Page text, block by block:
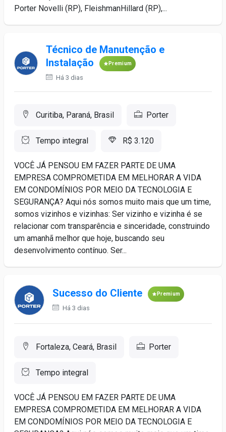
Porter Novelli (RP), FleishmanHillard (RP),...
Técnico de Manutenção e
Instalação
Premium
Há 3 dias
Curitiba, Paraná, Brasil Porter
Tempo integral R$ 3.120
VOCÊ JÁ PENSOU EM FAZER PARTE DE UMA
EMPRESA COMPROMETIDA EM MELHORAR A VIDA
EM CONDOMÍNIOS POR MEIO DA TECNOLOGIA E
SEGURANÇA? Aqui nós somos muito mais que um time,
somos vizinhos e vizinhas: Ser vizinho e vizinha é se
relacionar com transparência e sinceridade, construindo
um amanhã melhor que hoje, buscando seu
desenvolvimento contínuo. Ser...
Sucesso do Cliente Premium
Há 3 dias
Fortaleza, Ceará, Brasil Porter
Tempo integral
VOCÊ JÁ PENSOU EM FAZER PARTE DE UMA
EMPRESA COMPROMETIDA EM MELHORAR A VIDA
EM CONDOMÍNIOS POR MEIO DA TECNOLOGIA E